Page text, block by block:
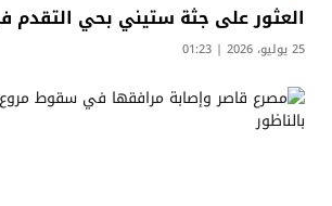
العثور على جثة ستيني بحي
25 يوليو، 2026 | 01:23